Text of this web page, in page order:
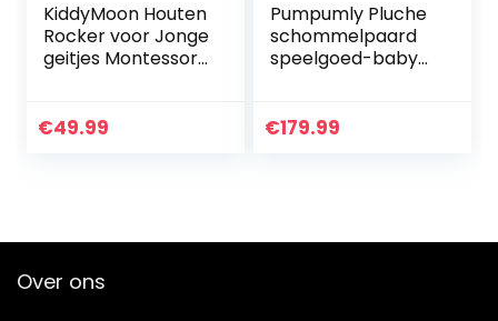
KiddyMoon Houten
Rocker voor Jonge
geitjes Montessori
001, Lichtgroen
€49.99
Pumpumly Pluche
schommelpaard
speelgoed-baby
ed, dier ruiter
€179.99
Over ons